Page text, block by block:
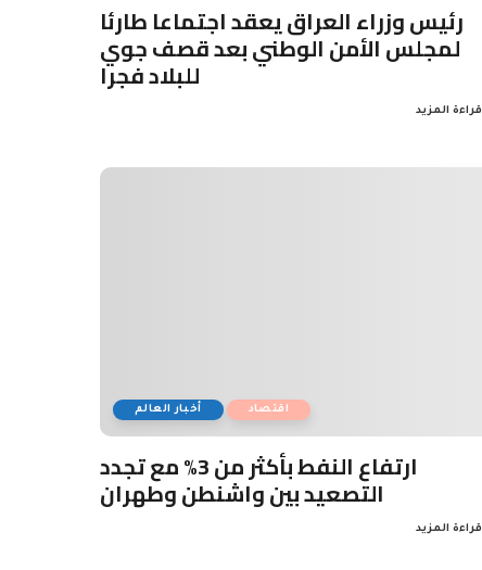
رئيس وزراء العراق يعقد اجتماعا طارئا
لمجلس الأمن الوطني بعد قصف جوي
للبلاد فجرا
قراءة المزيد
أخبار العالم اقتصاد
ارتفاع النفط بأكثر من 3% مع تجدد
التصعيد بين واشنطن وطهران
قراءة المزيد